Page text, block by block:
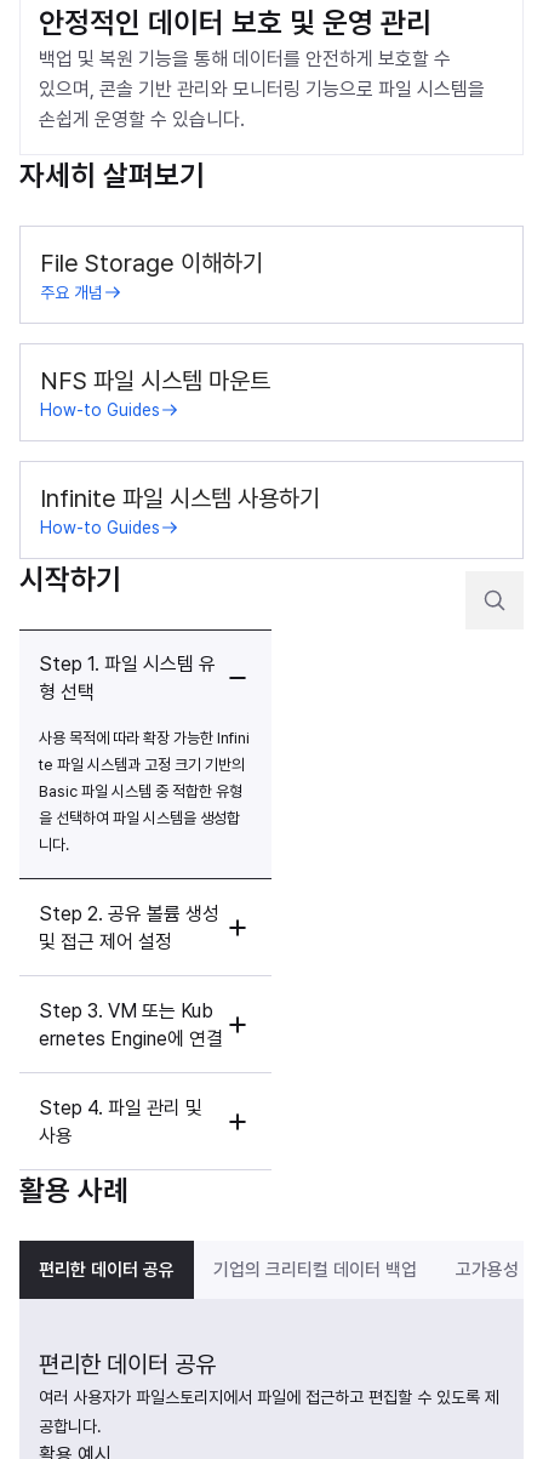
안정적인 데이터 보호 및 운영 관리
백업 및 복원 기능을 통해 데이터를 안전하게 보호할 수
있으며, 콘솔 기반 관리와 모니터링 기능으로 파일 시스템을
손쉽게 운영할 수 있습니다.
자세히 살펴보기
File Storage 이해하기
주요 개념
NFS 파일 시스템 마운트
How-to Guides
Infinite 파일 시스템 사용하기
How-to Guides
시작하기
Step 1. 파일 시스템 유
형 선택
사용 목적에 따라 확장 가능한 Infini
te 파일 시스템과 고정 크기 기반의
Basic 파일 시스템 중 적합한 유형
을 선택하여 파일 시스템을 생성합
니다.
Step 2. 공유 볼륨 생성
및 접근 제어 설정
Step 3. VM 또는 Kub
ernetes Engine에 연결
Step 4. 파일 관리 및
사용
활용 사례
편리한 데이터 공유 기업의 크리티컬 데이터 백업 고가용성
편리한 데이터 공유
여러 사용자가 파일스토리지에서 파일에 접근하고 편집할 수 있도록 제
공합니다.